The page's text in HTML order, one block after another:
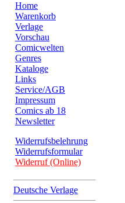
Home
Warenkorb
Verlage
Vorschau
Comicwelten
Genres
Kataloge
Links
Service/AGB
Impressum
Comics ab 18
Newsletter
Widerrufsbelehrung
Widerrufsformular
Widerruf (Online)
Deutsche Verlage